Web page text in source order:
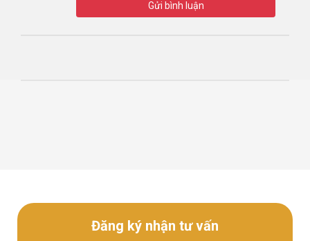
Gửi bình luận
Đăng ký nhận tư vấn